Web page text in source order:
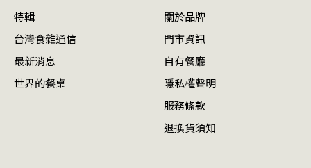
特輯
台灣食雜通信
最新消息
世界的餐桌
關於品牌
門市資訊
自有餐廳
隱私權聲明
服務條款
退換貨須知